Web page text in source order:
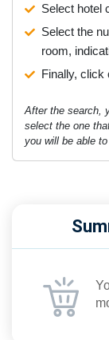
Select hotel
Select the
room,
Finally, click
After the search,
select the one
you will be able